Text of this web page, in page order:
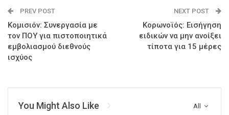
PREV POST
Κομισιόν: Συνεργασία με
τον ΠΟΥ για πιστοποιητικά
εμβολιασμού διεθνούς
ισχύος
NEXT POST
Κορωνοϊός: Εισήγηση
ειδικών να μην ανοίξει
τίποτα για 15 μέρες
All
You Might Also Like